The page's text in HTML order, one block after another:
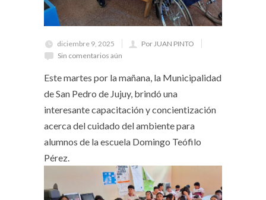
diciembre 9, 2025
Por JUAN PINTO
Sin comentarios aún
Este martes por la mañana, la Municipalidad
de San Pedro de Jujuy, brindó una
interesante capacitación y concientización
acerca del cuidado del ambiente para
alumnos de la escuela Domingo Teófilo
Pérez.